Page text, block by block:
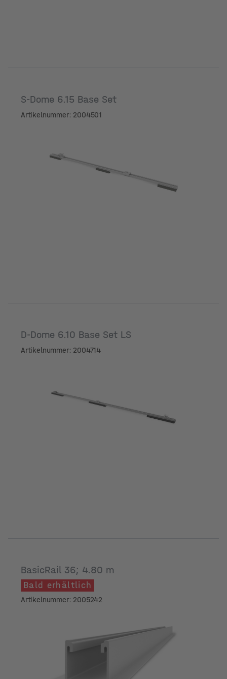
S-Dome 6.15 Base Set
Artikelnummer: 2004501
D-Dome 6.10 Base Set LS
Artikelnummer: 2004714
BasicRail 36; 4.80 m
Bald erhältlich
Artikelnummer: 2005242